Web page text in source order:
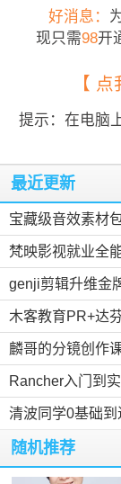
好消息：
现只需98开
【
提示：在电脑
最近更新
宝藏级音效素材
梵映影视就业全
genji剪辑升维金
木客教育PR+达
麟哥的分镜创作
Rancher入门到
清波同学0基础
随机推荐